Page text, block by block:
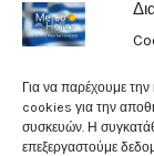
Για να παρέχουμε
cookies για την
συσκευών. Η
επεξεργαστούμε